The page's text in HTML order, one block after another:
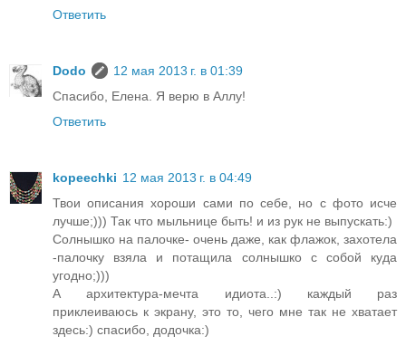
Ответить
Dodo
12 мая 2013 г. в 01:39
Спасибо, Елена. Я верю в Аллу!
Ответить
kopeechki 12 мая 2013 г. в 04:49
Твои описания хороши сами по себе, но с фото исче
лучше;))) Так что мыльнице быть! и из рук не выпускать:)
Солнышко на палочке- очень даже, как флажок, захотела
-палочку взяла и потащила солнышко с собой куда
угодно;)))
А архитектура-мечта идиота..:) каждый раз
приклеиваюсь к экрану, это то, чего мне так не хватает
здесь:) спасибо, додочка:)